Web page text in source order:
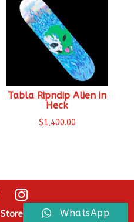
Tabla Ripndip Alien in
Heck
$1,400.00
Store ® 2026.WhatsApp